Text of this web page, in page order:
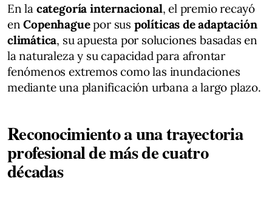
En la categoría internacional, el premio recayó
enCopenhaguepor sus políticas de adaptación
climática, su apuesta por soluciones basadas en
la naturaleza y su capacidad para afrontar
fenómenos extremos como las inundaciones
mediante una planificación urbana a largo plazo.
Reconocimiento a una trayectoria
profesional de más de cuatro
décadas